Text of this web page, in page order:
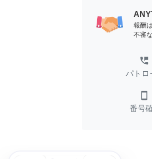
報酬
不審
perm_phone_msg
パトロ
smartphone
番号